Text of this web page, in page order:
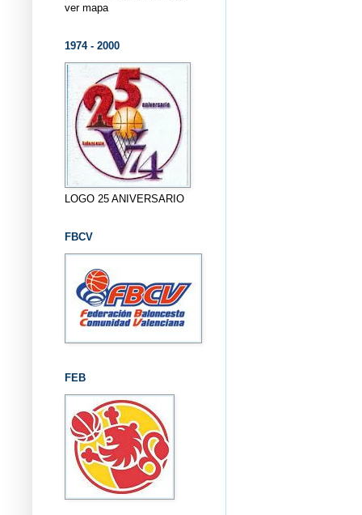
ver mapa
1974 - 2000
LOGO 25 ANIVERSARIO
FBCV
FEB